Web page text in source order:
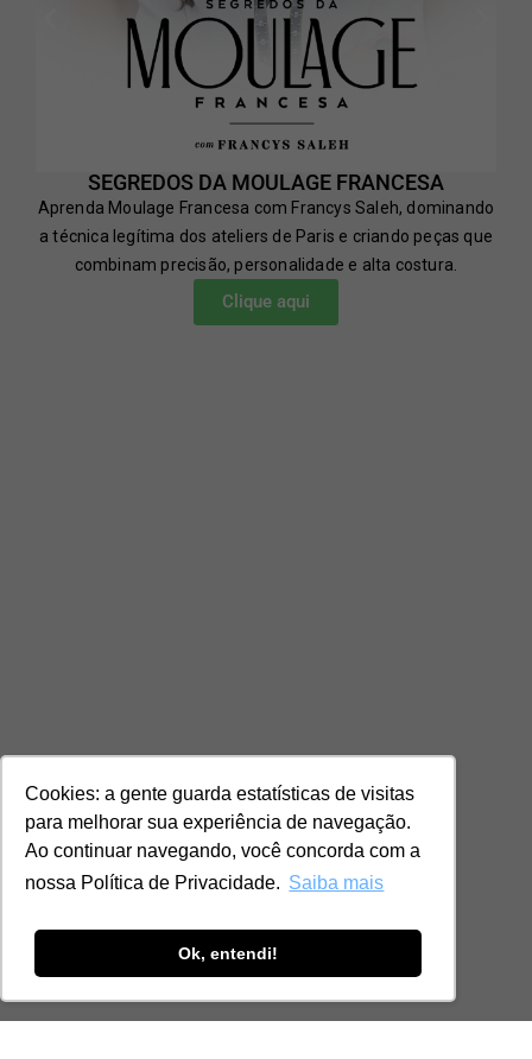
Cookies: a gente guarda estatísticas de visitas
para melhorar sua experiência de navegação.
Ao continuar navegando, você concorda com a
nossa Política de Privacidade. Saiba mais
Ok, entendi!
SEGREDOS DA MOULAGE FRANCESA
Aprenda Moulage Francesa com Francys Saleh, dominando
a técnica legítima dos ateliers de Paris e criando peças que
combinam precisão, personalidade e alta costura.
Clique aqui